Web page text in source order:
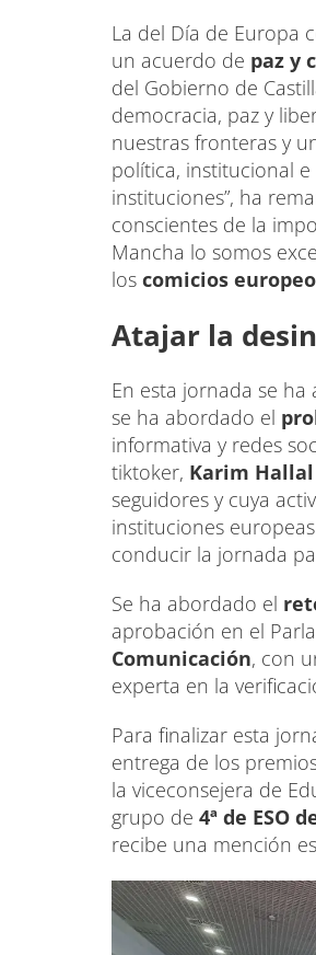
La del Día de Europa
un acuerdo de paz y
del Gobierno de
democracia, paz y
nuestras fronteras y
política, institucional
instituciones”, ha
conscientes de la
Mancha lo somos
los comicios
Atajar la
En esta jornada se ha
se ha abordado el
informativa y redes
tiktoker, Karim Hallal
seguidores y cuya
instituciones
conducir la jornada
Se ha abordado el
aprobación en el
Comunicación, con
experta en la
Para finalizar esta
entrega de los
la viceconsejera de
grupo de 4ª de ESO
recibe una mención